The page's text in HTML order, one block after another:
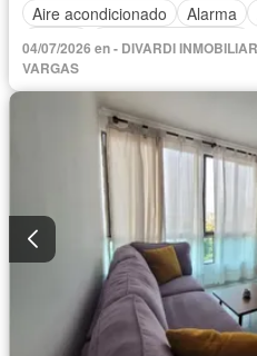
Aire acondicionado
Alarma
Balcón
Caseta de vigilancia
Cuarto de servicio
Seguridad privada
Permite
04/07/2026 en - DIVARDI
VARGAS